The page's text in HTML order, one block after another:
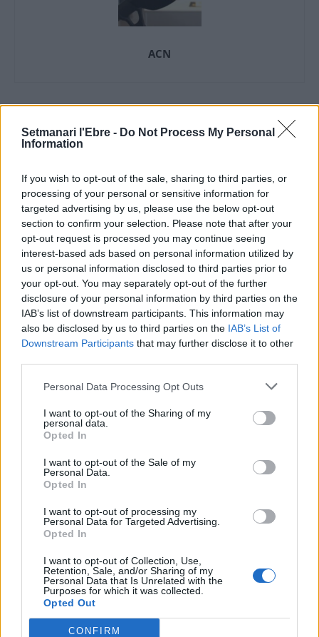
Setmanari l'Ebre - Do Not Process My Personal
Information
If you wish to opt-out of the sale, sharing to third parties, or
processing of your personal or sensitive information for
targeted advertising by us, please use the below opt-out
section to confirm your selection. Please note that after your
opt-out request is processed you may continue seeing
interest-based ads based on personal information utilized by
us or personal information disclosed to third parties prior to
your opt-out. You may separately opt-out of the further
disclosure of your personal information by third parties on the
IAB’s list of downstream participants. This information may
also be disclosed by us to third parties on the IAB’s List of
Downstream Participants that may further disclose it to other
Personal Data Processing Opt Outs
I want to opt-out of the Sharing of my
personal data.
Opted In
I want to opt-out of the Sale of my
Personal Data.
Opted In
I want to opt-out of processing my
Personal Data for Targeted Advertising.
Opted In
I want to opt-out of Collection, Use,
Retention, Sale, and/or Sharing of my
Personal Data that Is Unrelated with the
Purposes for which it was collected.
Opted Out
CONFIRM
ACN
ARTICLES RELACIONATS
Economia
“Mosaics agroforestals vius”
3 de juliol de 2026
Economia
La Ràpita planteja reduir 5 °C la
temperatura de l’aigua de les badies amb
plaques solars
26 de juny de 2026
Els ajuntaments ebrencs recapten més de
67,5 milions d’euros per l’IBI el 2025
26 de juny de 2026
Comentari: